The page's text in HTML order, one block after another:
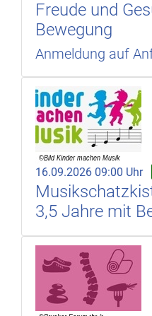
Freude und
Bewegung
Anmeldung auf
16.09.2026 09:00 Uhr
3,5 Jahre mit